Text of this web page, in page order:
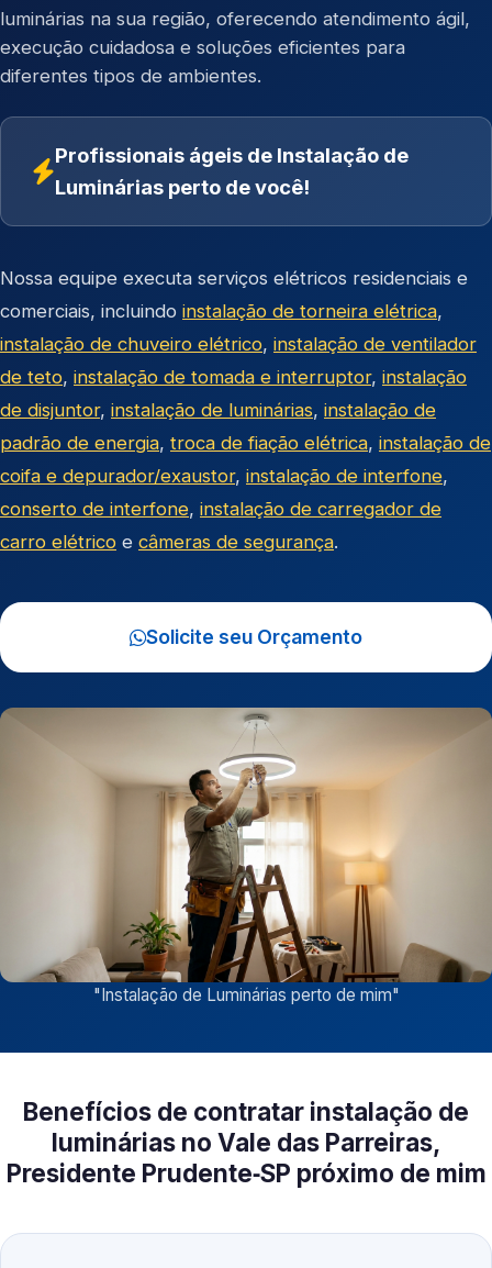
luminárias na sua região, oferecendo atendimento ágil,
execução cuidadosa e soluções eficientes para
diferentes tipos de ambientes.
Profissionais ágeis de Instalação de
Luminárias perto de você!
Nossa equipe executa serviços elétricos residenciais e
comerciais, incluindo instalação de torneira elétrica,
instalação de chuveiro elétrico, instalação de ventilador
de teto, instalação de tomada e interruptor, instalação
de disjuntor, instalação de luminárias, instalação de
padrão de energia, troca de fiação elétrica, instalação de
coifa e depurador/exaustor, instalação de interfone,
conserto de interfone, instalação de carregador de
carro elétrico e câmeras de segurança.
Solicite seu Orçamento
"Instalação de Luminárias perto de mim"
Benefícios de contratar instalação de
luminárias no Vale das Parreiras,
Presidente Prudente‑SP próximo de mim